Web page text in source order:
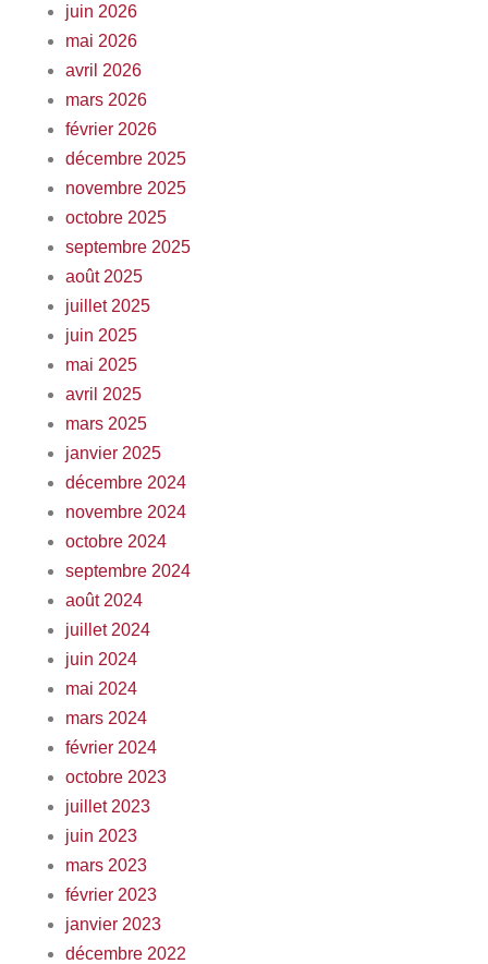
juin 2026
mai 2026
avril 2026
mars 2026
février 2026
décembre 2025
novembre 2025
octobre 2025
septembre 2025
août 2025
juillet 2025
juin 2025
mai 2025
avril 2025
mars 2025
janvier 2025
décembre 2024
novembre 2024
octobre 2024
septembre 2024
août 2024
juillet 2024
juin 2024
mai 2024
mars 2024
février 2024
octobre 2023
juillet 2023
juin 2023
mars 2023
février 2023
janvier 2023
décembre 2022